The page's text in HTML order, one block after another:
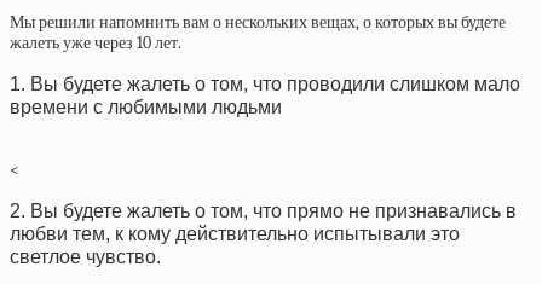
Мы решили напомнить вам о нескольких вещах, о которых вы будете
жалеть уже через 10 лет.
1. Вы будете жалеть о том, что проводили слишком мало
времени с любимыми людьми
<
2. Вы будете жалеть о том, что прямо не признавались в
любви тем, к кому действительно испытывали это
светлое чувство.